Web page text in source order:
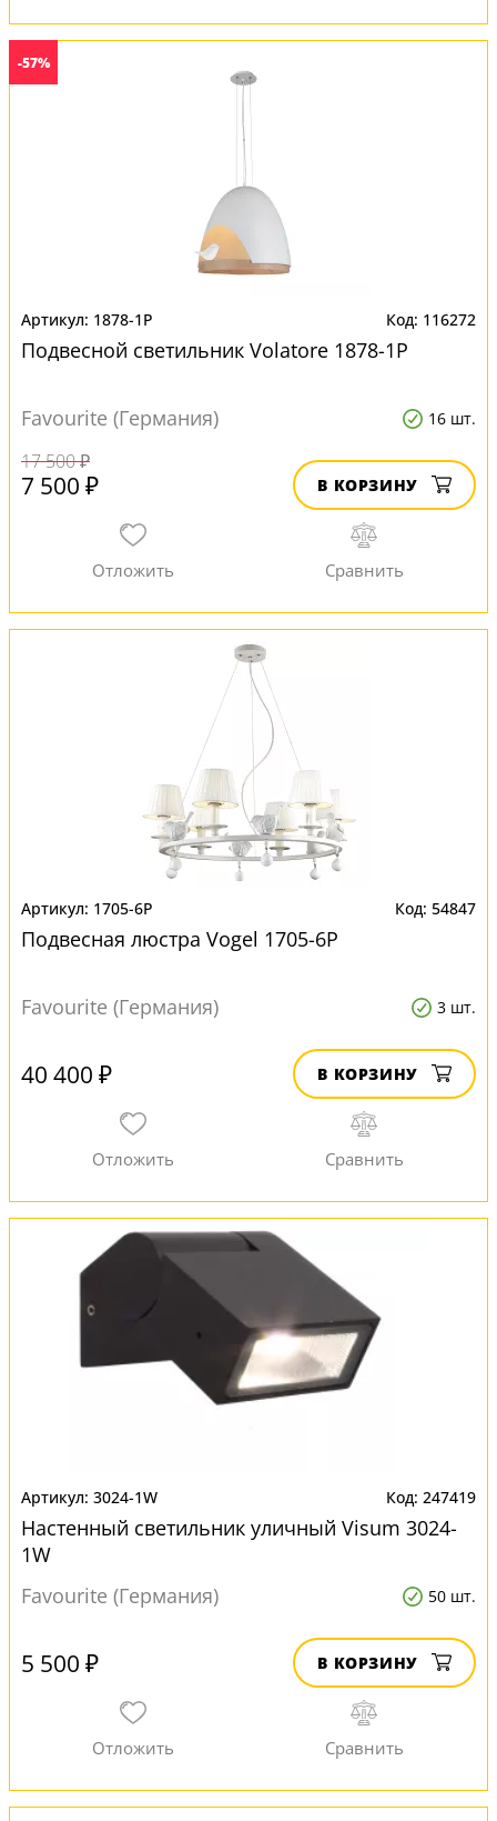
-57%
1878-1P 116272
Подвесной светильник Volatore 1878-1P
Favourite (Германия) 16 шт.
17 500 ₽
7 500 ₽ В КОРЗИНУ
1705-6P 54847
Подвесная люстра Vogel 1705-6P
Favourite (Германия) 3 шт.
40 400 ₽ В КОРЗИНУ
3024-1W 247419
Настенный светильник уличный Visum 3024-
1W
Favourite (Германия)
50 шт.
5 500 ₽ В КОРЗИНУ